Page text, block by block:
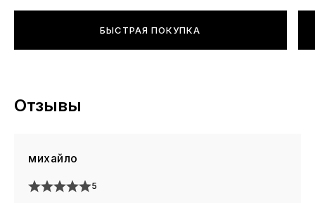
БЫСТРАЯ ПОКУПКА
Отзывы
михайло
5